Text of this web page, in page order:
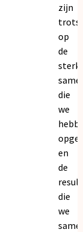
zijn
trots
op
de
die
we
en
de
die
we